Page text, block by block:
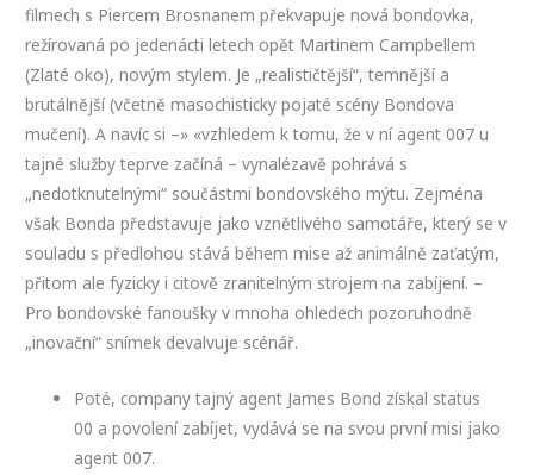
filmech s Piercem Brosnanem překvapuje nová bondovka,
režírovaná po jedenácti letech opět Martinem Campbellem
(Zlaté oko), novým stylem. Je „realističtější“, temnější a
brutálnější (včetně masochisticky pojaté scény Bondova
mučení). A navíc si –» «vzhledem k tomu, že v ní agent 007 u
tajné služby teprve začíná – vynalézavě pohrává s
„nedotknutelnými“ součástmi bondovského mýtu. Zejména
však Bonda představuje jako vznětlivého samotáře, který se v
souladu s předlohou stává během mise až animálně zaťatým,
přitom ale fyzicky i citově zranitelným strojem na zabíjení. –
Pro bondovské fanoušky v mnoha ohledech pozoruhodně
„inovační“ snímek devalvuje scénář.
Poté, company tajný agent James Bond získal status
00 a povolení zabíjet, vydává se na svou první misi jako
agent 007.